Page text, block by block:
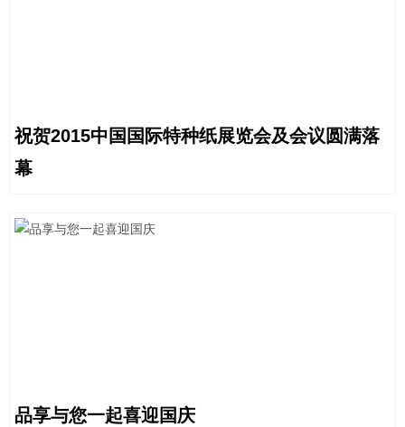
祝贺2015中国国际特种纸展览会及会议圆满落
幕
品享与您一起喜迎国庆